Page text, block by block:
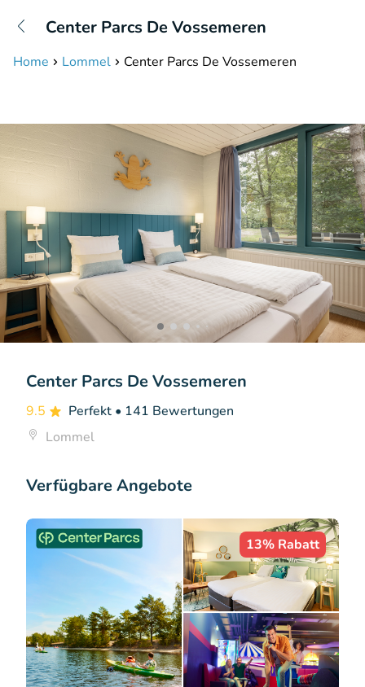
Erreichbar bis 23:00 Uhr (max 0,09€/Min)
Center Parcs De Vossemeren
Home Lommel Center Parcs De Vossemeren
Center Parcs De Vossemeren
9.5 Perfekt • 141 Bewertungen
Lommel
Verfügbare Angebote
13% Rabatt